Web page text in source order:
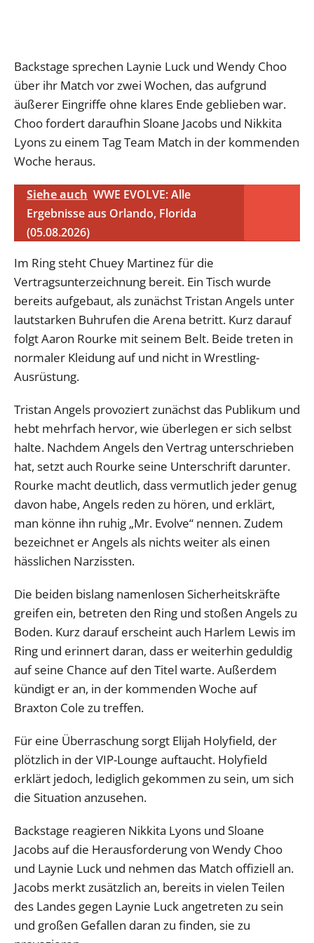
Backstage sprechen Laynie Luck und Wendy Choo
über ihr Match vor zwei Wochen, das aufgrund
äußerer Eingriffe ohne klares Ende geblieben war.
Choo fordert daraufhin Sloane Jacobs und Nikkita
Lyons zu einem Tag Team Match in der kommenden
Woche heraus.
Siehe auch WWE EVOLVE: Alle
Ergebnisse aus Orlando, Florida
(05.08.2026)
Im Ring steht Chuey Martinez für die
Vertragsunterzeichnung bereit. Ein Tisch wurde
bereits aufgebaut, als zunächst Tristan Angels unter
lautstarken Buhrufen die Arena betritt. Kurz darauf
folgt Aaron Rourke mit seinem Belt. Beide treten in
normaler Kleidung auf und nicht in Wrestling-
Ausrüstung.
Tristan Angels provoziert zunächst das Publikum und
hebt mehrfach hervor, wie überlegen er sich selbst
halte. Nachdem Angels den Vertrag unterschrieben
hat, setzt auch Rourke seine Unterschrift darunter.
Rourke macht deutlich, dass vermutlich jeder genug
davon habe, Angels reden zu hören, und erklärt,
man könne ihn ruhig „Mr. Evolve“ nennen. Zudem
bezeichnet er Angels als nichts weiter als einen
hässlichen Narzissten.
Die beiden bislang namenlosen Sicherheitskräfte
greifen ein, betreten den Ring und stoßen Angels zu
Boden. Kurz darauf erscheint auch Harlem Lewis im
Ring und erinnert daran, dass er weiterhin geduldig
auf seine Chance auf den Titel warte. Außerdem
kündigt er an, in der kommenden Woche auf
Braxton Cole zu treffen.
Für eine Überraschung sorgt Elijah Holyfield, der
plötzlich in der VIP-Lounge auftaucht. Holyfield
erklärt jedoch, lediglich gekommen zu sein, um sich
die Situation anzusehen.
Backstage reagieren Nikkita Lyons und Sloane
Jacobs auf die Herausforderung von Wendy Choo
und Laynie Luck und nehmen das Match offiziell an.
Jacobs merkt zusätzlich an, bereits in vielen Teilen
des Landes gegen Laynie Luck angetreten zu sein
und großen Gefallen daran zu finden, sie zu